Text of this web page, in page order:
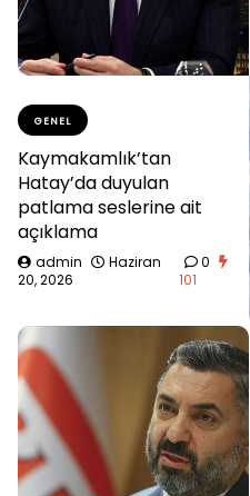
GENEL
Kaymakamlık’tan
Hatay’da duyulan
patlama seslerine ait
açıklama
admin
Haziran
20, 2026
0
101